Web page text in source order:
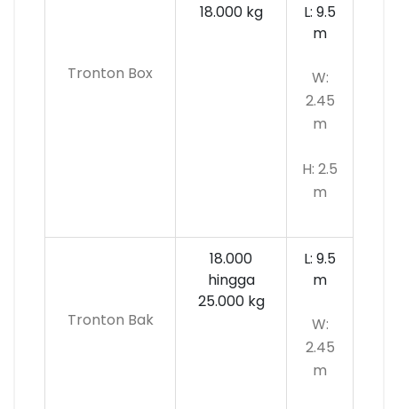
Tronton Box
18.000 kg
L: 9.5
m
W:
2.45
m
H: 2.5
m
Tronton Bak
18.000
hingga
25.000 kg
L: 9.5
m
W:
2.45
m